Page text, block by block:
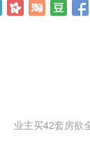
业主买42套房欲